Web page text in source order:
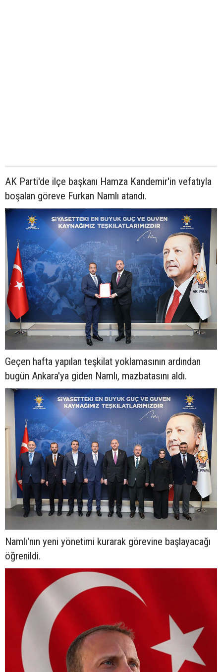
AK Parti'de ilçe başkanı Hamza Kandemir'in vefatıyla
boşalan göreve Furkan Namlı atandı.
Geçen hafta yapılan teşkilat yoklamasının ardından
bugün Ankara'ya giden Namlı, mazbatasını aldı.
Namlı'nın yeni yönetimi kurarak görevine başlayacağı
öğrenildi.